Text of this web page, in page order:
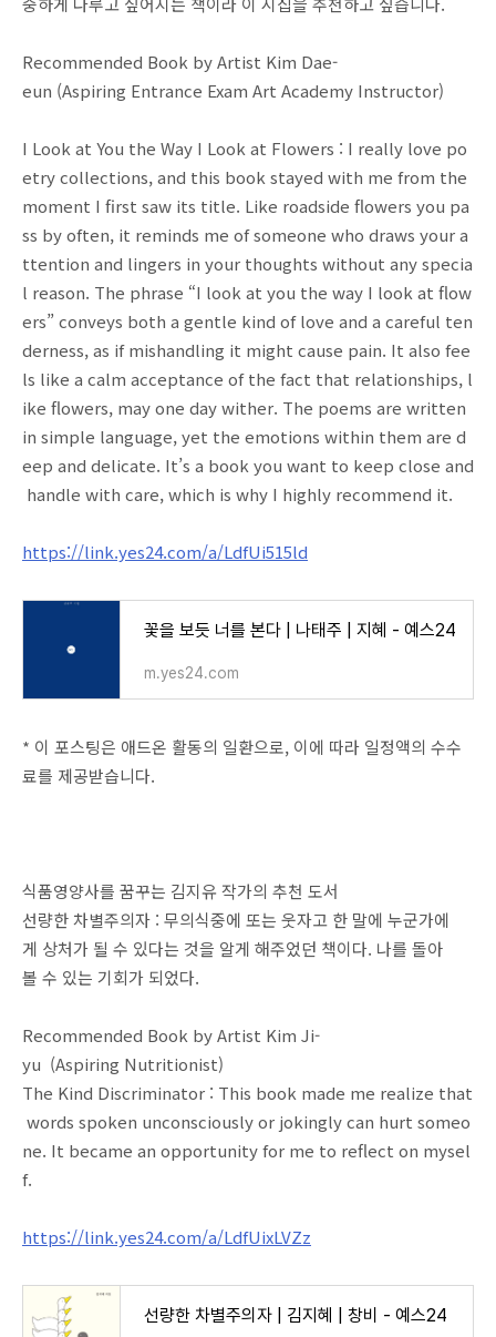
Recommended Book by Artist Kim Dae-
eun (Aspiring Entrance Exam Art Academy Instructor)
I Look at You the Way I Look at Flowers : I really love po
etry collections, and this book stayed with me from the
moment I first saw its title. Like roadside flowers you pa
ss by often, it reminds me of someone who draws your a
ttention and lingers in your thoughts without any specia
l reason. The phrase “I look at you the way I look at flow
ers” conveys both a gentle kind of love and a careful ten
derness, as if mishandling it might cause pain. It also fee
ls like a calm acceptance of the fact that relationships, l
ike flowers, may one day wither. The poems are written
in simple language, yet the emotions within them are d
eep and delicate. It’s a book you want to keep close and
handle with care, which is why I highly recommend it.
https://link.yes24.com/a/LdfUi515ld
꽃을 보듯 너를 본다 | 나태주 | 지혜 - 예스24
m.yes24.com
* 이 포스팅은 애드온 활동의 일환으로, 이에 따라 일정액의 수수
료를 제공받습니다.
식품영양사를 꿈꾸는 김지유 작가의 추천 도서
선량한 차별주의자 : 무의식중에 또는 웃자고 한 말에 누군가에
게 상처가 될 수 있다는 것을 알게 해주었던 책이다. 나를 돌아
볼 수 있는 기회가 되었다.
Recommended Book by Artist Kim Ji-
yu (Aspiring Nutritionist)
The Kind Discriminator : This book made me realize that
words spoken unconsciously or jokingly can hurt someo
ne. It became an opportunity for me to reflect on mysel
f.
https://link.yes24.com/a/LdfUixLVZz
선량한 차별주의자 | 김지혜 | 창비 - 예스24